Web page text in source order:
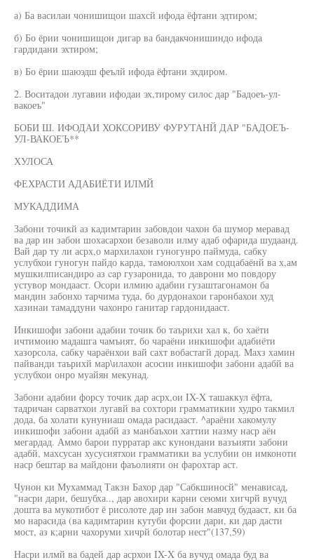
а) Ба василаи чонишищои шахсй ифода ёфтани эдтиром;
б) Бо ёрии чонишищои дигар ва бандакчонишиндо ифода
гардидани эхтиром;
в) Бо ёрии шаюэдш феълй ифода ёфтани эхдиром.
2. Воситадои лугавии ифодаи эх,тирому силос дар "Бадоеъ-ул-
вакоеъ"
БОБИ Ш. ИФОДАИ ХОКСОРИВУ ФУРУТАНЙ ДАР "БАДОЕЪ-
УЛ-ВАКОЕЪ**
ХУЛОСА
ФЕХРАСТИ АДАБИЁТИ ИЛМЙ
МУКАДДИМА
Забони точикй аз кадимтарин забовдои чахон ба шумор меравад
ва дар ин забои шохасархои безаволи илму адаб офарида шудаанд.
Вай дар ту ли асрх,о мархилахои гуногунро паймуда, сабку
услубхои гуногун пайдо карда, тамоюлхои хам содцабаёнй ва х,ам
мушкилписандиро аз cap гузаронида, то даврони мо повдору
устувор мондааст. Осори илмию адабии гузаштагонамон ба
мандин забонхо тарчима туда, бо дурдонахои гаронбахои худ
хазинаи тамаддуни чахонро ганитар гардонидааст.
Инкишофи забони адабии точик бо таърихи хал к, бо хаёти
ичтимоию мадашга чамъият, бо чараёни инкишофи адабиёти
хазорсола, сабку чараёнхои вай сахт вобастагй дорад. Махз хамин
пайванди таърихй мар\илахои асосии инкишофи забони адабй ва
услубхои онро муайян мекунад.
Забони адабии форсу точик дар асрх,ои IX-X ташаккул ёфта,
тадричан сарватхои лугавй ва сохтори грамматикии худро такмил
дода, ба холати кунуниаш омада расидааст. ^араёни хакомулу
инкишофи забони адабй аз манбаъхои хаттии назму наср аён
мегардад. Аммо барои пурратар акс кунондани вазъияти забони
адабй, махсусан хусусиятхои грамматики ва услубии он имконоти
наср бештар ва майдони фаъолияти он фарохтар аст.
Чунон ки Мухаммад Такзн Бахор дар "Сабкшиносй" менависад,
"насри дари, бешубха.., дар авохири карни сеюми хигчрй вучуд
дошта ва мукотибот ё рисолоте дар ин забон мавчуд будааст, ки ба
мо нарасида (ва кадимтарин кутуби форсии дари, ки дар дасти
мост, аз к;арни чахоруми хичрй болотар нест"(137,59)
Насри илмй ва бадей дар асрхои IX-X ба вучуд омада буд ва